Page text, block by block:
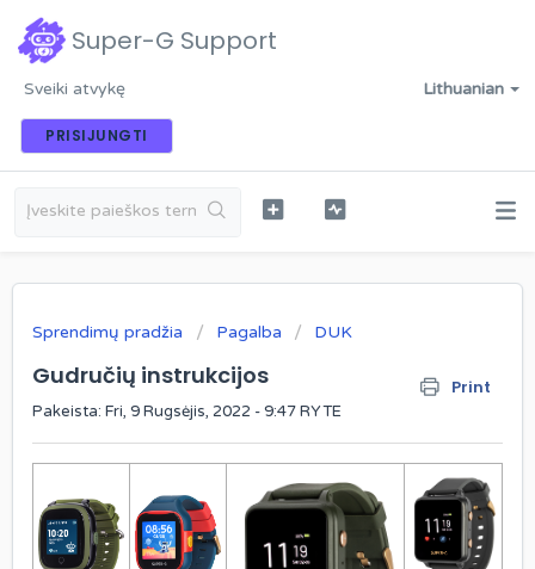
Super-G Support
Lithuanian
Sveiki atvykę
PRISIJUNGTI
Sprendimų pradžia Pagalba DUK
Gudručių instrukcijos Print
Pakeista: Fri, 9 Rugsėjis, 2022 - 9:47 RYTE